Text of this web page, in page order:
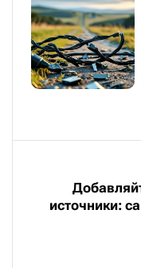
источники: